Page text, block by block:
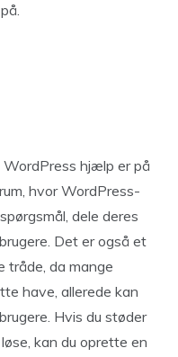
på.
hjælp er på
hvor WordPress-
dele deres
Det er også et
tråde, da mange
have, allerede kan
Hvis du støder
kan du oprette en